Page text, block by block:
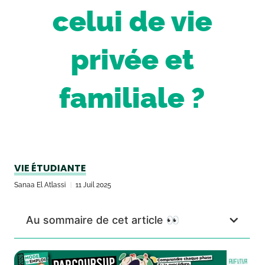
celui de vie
privée et
familiale ?
VIE ÉTUDIANTE
Sanaa El Atlassi 11 Juil 2025
Au sommaire de cet article 👀